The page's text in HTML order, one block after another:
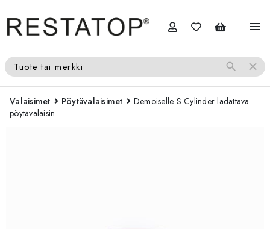
menu
Tuote tai merkki search close
Valaisimet Pöytävalaisimet
Demoiselle S Cylinder ladattava
pöytävalaisin